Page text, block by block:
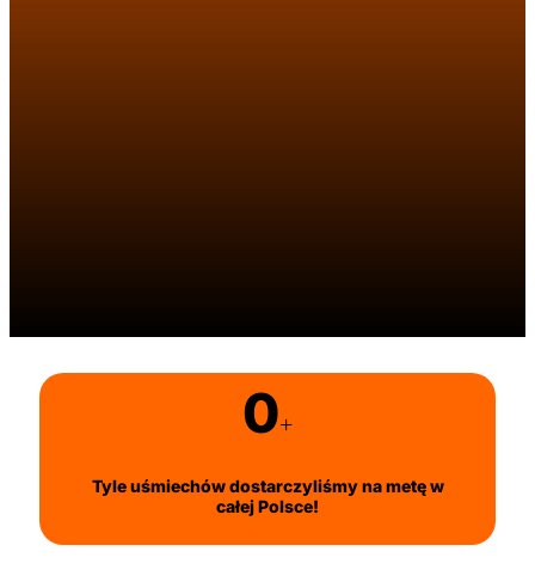
0+
Tyle uśmiechów dostarczyliśmy na metę w
całej Polsce!